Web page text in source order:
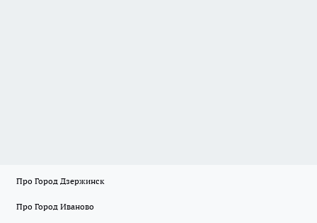
Про Город Дзержинск
Про Город Иваново